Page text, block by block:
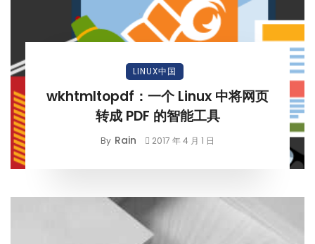
LINUX中国
wkhtmltopdf：一个 Linux 中将网页
转成 PDF 的智能工具
By Rain 2017 年 4 月 1 日